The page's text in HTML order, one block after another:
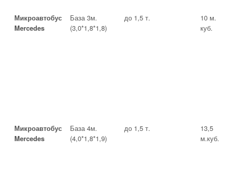
Микроавтобус
Mercedes
База 3м.
(3,0*1,8*1,8)
до 1,5 т.
10 м.
куб.
Микроавтобус
Mercedes
База 4м.
(4,0*1,8*1,9)
до 1,5 т.
13,5
м.куб.